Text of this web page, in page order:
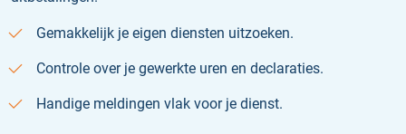
Gemakkelijk je eigen diensten uitzoeken.
Controle over je gewerkte uren en declaraties.
Handige meldingen vlak voor je dienst.